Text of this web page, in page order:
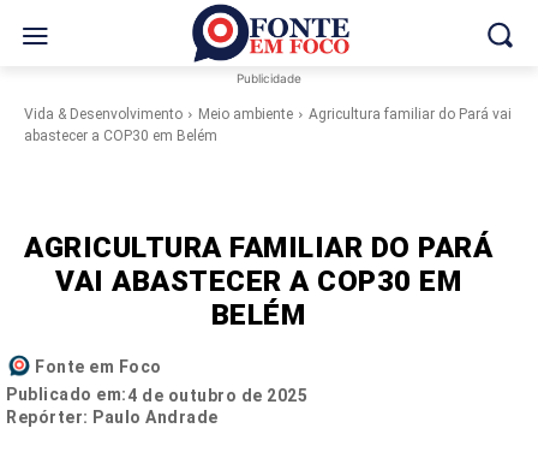
Publicidade
Vida & Desenvolvimento Meio ambiente
Agricultura familiar do Pará vai
abastecer a COP30 em Belém
AGRICULTURA FAMILIAR DO PARÁ
VAI ABASTECER A COP30 EM
BELÉM
Fonte em Foco
Publicado em:4 de outubro de 2025
Repórter: Paulo Andrade